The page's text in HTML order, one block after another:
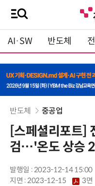
AI·SW 반도체
반도체 중공업
[스페셜리포트]
검…'온도 상승
발행일 : 2023-12-14 15:00
지면 :2023-12-15 3면